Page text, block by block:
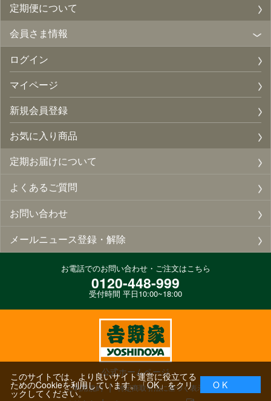
定期便について
会員さま情報
ログイン
マイページ
新規会員登録
お気に入り商品
定期お届けについて
よくあるご質問
お問い合わせ
メールニュース登録・解除
お電話でのお問い合わせ・ご注文はこちら
0120-448-999
受付時間 平日10:00~18:00
公式ホームページ
ご利用規約
特定商取引法に基づく表示
このサイトでは、より良いサイト運営に役立てる
ためのCookieを利用しています。「OK」をクリ
ックしてください。
O K